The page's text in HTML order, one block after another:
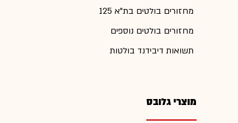
מחזורים בולטים בת"א 125
מחזורים בולטים נוספים
תשואות דיבידנד בולטות
מוצרי גלובס